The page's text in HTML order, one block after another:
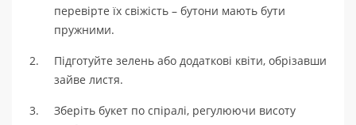
перевірте їх свіжість – бутони мають бути
пружними.
Підготуйте зелень або додаткові квіти, обрізавши
зайве листя.
Зберіть букет по спіралі, регулюючи висоту